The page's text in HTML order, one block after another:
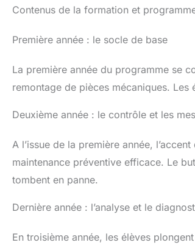
Contenus de la formation et
Première année : le socle de base
La première année du programme se
remontage de pièces mécaniques.
Deuxième année : le contrôle et les
A l’issue de la première année,
maintenance préventive efficace. Le
tombent en panne.
Dernière année : l’analyse et le
En troisième année, les élèves